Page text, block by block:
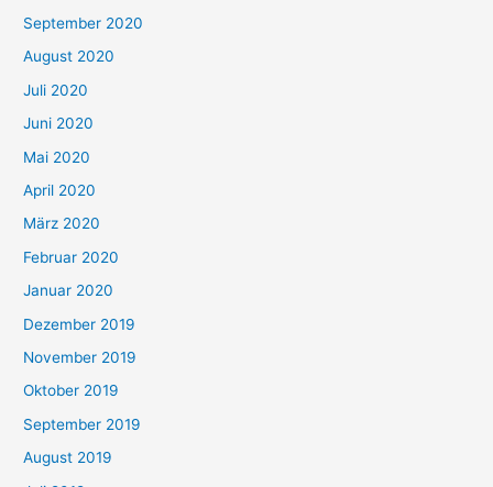
September 2020
August 2020
Juli 2020
Juni 2020
Mai 2020
April 2020
März 2020
Februar 2020
Januar 2020
Dezember 2019
November 2019
Oktober 2019
September 2019
August 2019